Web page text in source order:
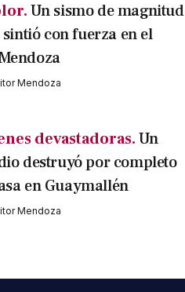
Un sismo de magnitud
sintió con fuerza en el
Mendoza
devastadoras.Un
destruyó por completo
en Guaymallén
Mendoza